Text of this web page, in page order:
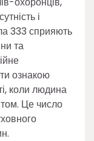
і
333 сприяють
та
ознакою
коли людина
Це число